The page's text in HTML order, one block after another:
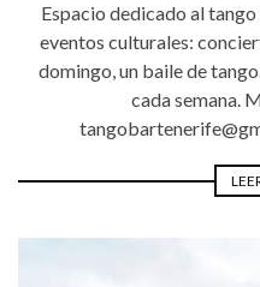
Espacio dedicado al
eventos culturales:
domingo, un baile de
cada semana.